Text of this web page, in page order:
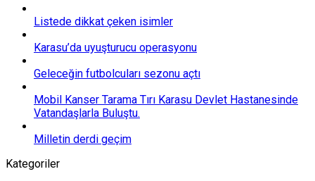
Listede dikkat çeken isimler
Karasu’da uyuşturucu operasyonu
Geleceğin futbolcuları sezonu açtı
Mobil Kanser Tarama Tırı Karasu Devlet Hastanesinde
Vatandaşlarla Buluştu.
Milletin derdi geçim
Kategoriler